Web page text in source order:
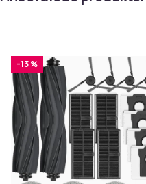
-13 %